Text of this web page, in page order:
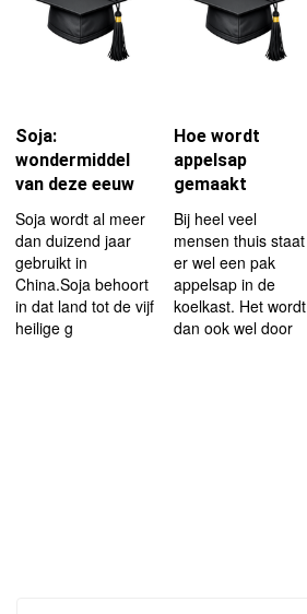
Soja:
wondermiddel
van deze eeuw
Soja wordt al meer
dan duizend jaar
gebruikt in
China.Soja behoort
in dat land tot de vijf
heilige g
Hoe wordt
appelsap
gemaakt
Bij heel veel
mensen thuis staat
er wel een pak
appelsap in de
koelkast. Het wordt
dan ook wel door